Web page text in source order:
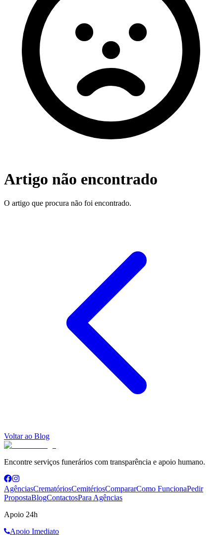
Artigo não encontrado
O artigo que procura não foi encontrado.
Voltar ao Blog
Encontre serviços funerários com transparência e apoio humano.
AgênciasCrematóriosCemitériosCompararComo FuncionaPedir
PropostaBlogContactosPara Agências
Apoio 24h
Apoio Imediato